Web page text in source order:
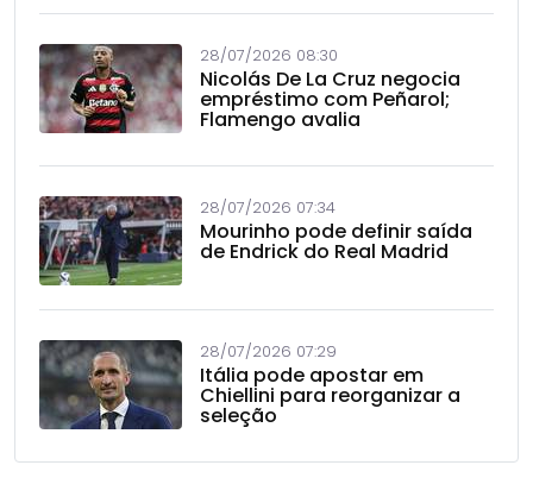
28/07/2026 08:30
Nicolás De La Cruz negocia
empréstimo com Peñarol;
Flamengo avalia
28/07/2026 07:34
Mourinho pode definir saída
de Endrick do Real Madrid
28/07/2026 07:29
Itália pode apostar em
Chiellini para reorganizar a
seleção